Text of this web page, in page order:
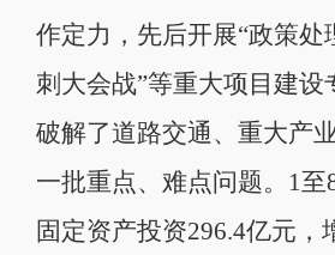
作定力，先后开展“政策处
刺大会战”等重大项目建设
破解了道路交通、重大产
一批重点、难点问题。1至
固定资产投资296.4亿元，